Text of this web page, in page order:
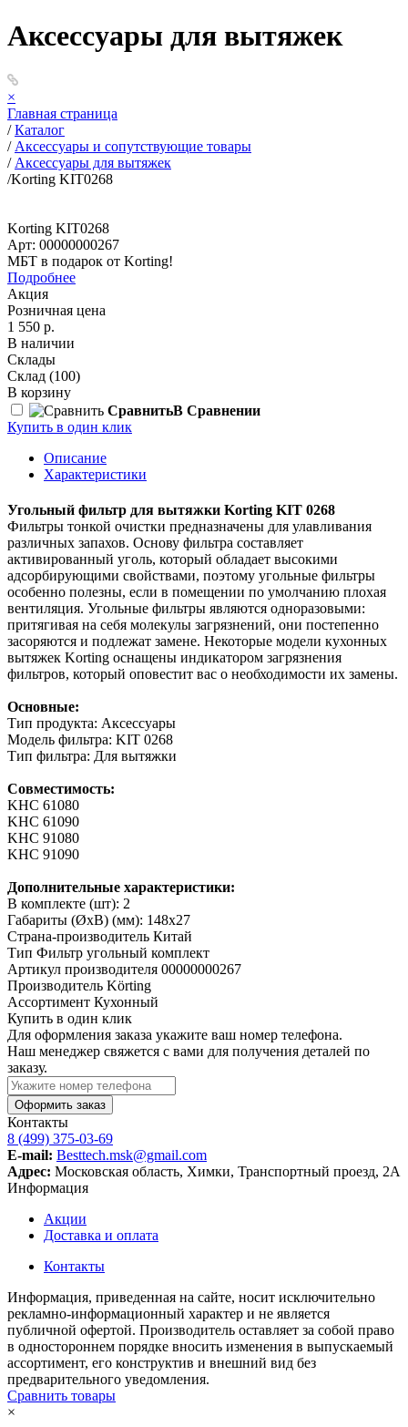
Аксессуары для вытяжек
×
Главная страница
/ Каталог
/ Аксессуары и сопутствующие товары
/ Аксессуары для вытяжек
/Korting KIT0268
Korting KIT0268
Арт: 00000000267
МБТ в подарок от Korting!
Подробнее
Акция
Розничная цена
1 550 р.
В наличии
Склады
Склад (100)
В корзину
СравнитьВ Сравнении
Купить в один клик
Описание
Характеристики
Угольный фильтр для вытяжки Korting KIT 0268
Фильтры тонкой очистки предназначены для улавливания
различных запахов. Основу фильтра составляет
активированный уголь, который обладает высокими
адсорбирующими свойствами, поэтому угольные фильтры
особенно полезны, если в помещении по умолчанию плохая
вентиляция. Угольные фильтры являются одноразовыми:
притягивая на себя молекулы загрязнений, они постепенно
засоряются и подлежат замене. Некоторые модели кухонных
вытяжек Korting оснащены индикатором загрязнения
фильтров, который оповестит вас о необходимости их замены.
Основные:
Тип продукта: Аксессуары
Модель фильтра: KIT 0268
Тип фильтра: Для вытяжки
Совместимость:
KHC 61080
KHC 61090
KHC 91080
KHC 91090
Дополнительные характеристики:
В комплекте (шт): 2
Габариты (ØxВ) (мм): 148x27
Страна-производитель Китай
Тип Фильтр угольный комплект
Артикул производителя 00000000267
Производитель Körting
Ассортимент Кухонный
Купить в один клик
Для оформления заказа укажите ваш номер телефона.
Наш менеджер свяжется с вами для получения деталей по
заказу.
Оформить заказ
Контакты
8 (499) 375-03-69
E-mail: Besttech.msk@gmail.com
Адрес: Московская область, Химки, Транспортный проезд, 2А
Информация
Акции
Доставка и оплата
Контакты
Информация, приведенная на сайте, носит исключительно
рекламно-информационный характер и не является
публичной офертой. Производитель оставляет за собой право
в одностороннем порядке вносить изменения в выпускаемый
ассортимент, его конструктив и внешний вид без
предварительного уведомления.
Сравнить товары
×